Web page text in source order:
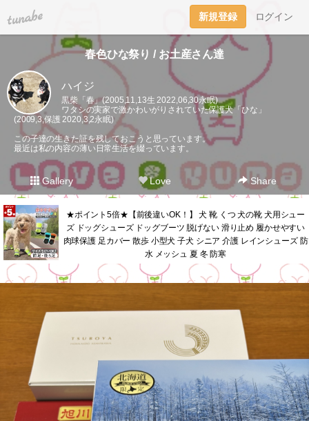
tuna.be 新規登録 ログイン
春色ひな祭り / お土産さん達
ハイジ
黒柴「春」(2005,11,13生 2022,06,30永眠)
ワタシの実家で激かわいがりされていた保護犬「ひな」
(2009,3,保護 2020,3,2永眠)
この子達の生きた証を残しておこうと思っています。
最近は私の内容の薄い日常生活を綴っています。
Gallery Love Share
★ポイント5倍★【前後違いOK！】 犬 靴 くつ 犬の靴 犬用シュー
ズ ドッグシューズ ドッグブーツ 脱げない 滑り止め 履かせやすい
肉球保護 足カバー 散歩 小型犬 子犬 シニア 介護 レインシューズ 防
水 メッシュ 夏 冬 防寒